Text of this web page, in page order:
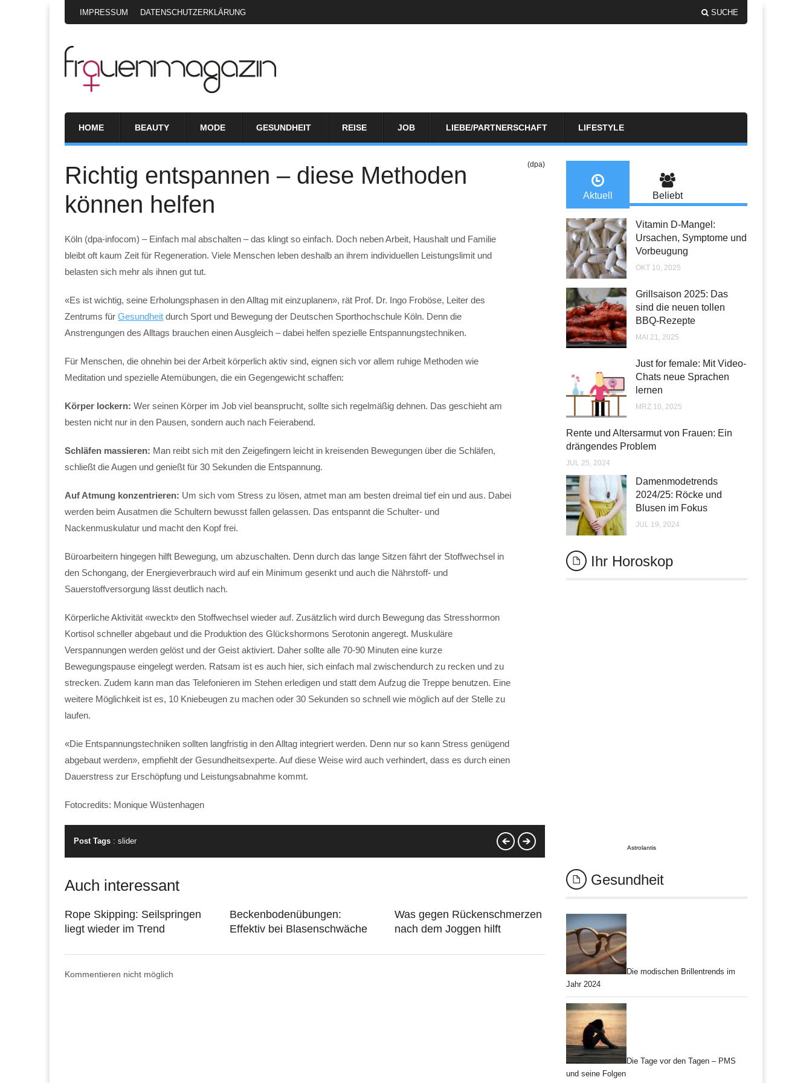
IMPRESSUM DATENSCHUTZERKLÄRUNG SUCHE
HOME BEAUTY MODE GESUNDHEIT REISE JOB LIEBE/PARTNERSCHAFT LIFESTYLE
Richtig entspannen – diese Methoden
können helfen
(dpa)
Köln (dpa-infocom) – Einfach mal abschalten – das klingt so einfach. Doch neben Arbeit, Haushalt und Familie
bleibt oft kaum Zeit für Regeneration. Viele Menschen leben deshalb an ihrem individuellen Leistungslimit und
belasten sich mehr als ihnen gut tut.
«Es ist wichtig, seine Erholungsphasen in den Alltag mit einzuplanen», rät Prof. Dr. Ingo Froböse, Leiter des
Zentrums für Gesundheit durch Sport und Bewegung der Deutschen Sporthochschule Köln. Denn die
Anstrengungen des Alltags brauchen einen Ausgleich – dabei helfen spezielle Entspannungstechniken.
Für Menschen, die ohnehin bei der Arbeit körperlich aktiv sind, eignen sich vor allem ruhige Methoden wie
Meditation und spezielle Atemübungen, die ein Gegengewicht schaffen:
Körper lockern: Wer seinen Körper im Job viel beansprucht, sollte sich regelmäßig dehnen. Das geschieht am
besten nicht nur in den Pausen, sondern auch nach Feierabend.
Schläfen massieren: Man reibt sich mit den Zeigefingern leicht in kreisenden Bewegungen über die Schläfen,
schließt die Augen und genießt für 30 Sekunden die Entspannung.
Auf Atmung konzentrieren: Um sich vom Stress zu lösen, atmet man am besten dreimal tief ein und aus. Dabei
werden beim Ausatmen die Schultern bewusst fallen gelassen. Das entspannt die Schulter- und
Nackenmuskulatur und macht den Kopf frei.
Büroarbeitern hingegen hilft Bewegung, um abzuschalten. Denn durch das lange Sitzen fährt der Stoffwechsel in
den Schongang, der Energieverbrauch wird auf ein Minimum gesenkt und auch die Nährstoff- und
Sauerstoffversorgung lässt deutlich nach.
Körperliche Aktivität «weckt» den Stoffwechsel wieder auf. Zusätzlich wird durch Bewegung das Stresshormon
Kortisol schneller abgebaut und die Produktion des Glückshormons Serotonin angeregt. Muskuläre
Verspannungen werden gelöst und der Geist aktiviert. Daher sollte alle 70-90 Minuten eine kurze
Bewegungspause eingelegt werden. Ratsam ist es auch hier, sich einfach mal zwischendurch zu recken und zu
strecken. Zudem kann man das Telefonieren im Stehen erledigen und statt dem Aufzug die Treppe benutzen. Eine
weitere Möglichkeit ist es, 10 Kniebeugen zu machen oder 30 Sekunden so schnell wie möglich auf der Stelle zu
laufen.
«Die Entspannungstechniken sollten langfristig in den Alltag integriert werden. Denn nur so kann Stress genügend
abgebaut werden», empfiehlt der Gesundheitsexperte. Auf diese Weise wird auch verhindert, dass es durch einen
Dauerstress zur Erschöpfung und Leistungsabnahme kommt.
Fotocredits: Monique Wüstenhagen
Post Tags : slider
Auch interessant
Rope Skipping: Seilspringen
liegt wieder im Trend
Beckenbodenübungen:
Effektiv bei Blasenschwäche
Was gegen Rückenschmerzen
nach dem Joggen hilft
Kommentieren nicht möglich
Aktuell Beliebt
Vitamin D-Mangel:
Ursachen, Symptome und
Vorbeugung
OKT 10, 2025
Grillsaison 2025: Das
sind die neuen tollen
BBQ-Rezepte
MAI 21, 2025
Just for female: Mit Video-
Chats neue Sprachen
lernen
MRZ 10, 2025
Rente und Altersarmut von Frauen: Ein
drängendes Problem
JUL 25, 2024
Damenmodetrends
2024/25: Röcke und
Blusen im Fokus
JUL 19, 2024
Ihr Horoskop
Astrolantis
Gesundheit
Die modischen Brillentrends im
Jahr 2024
Die Tage vor den Tagen – PMS
und seine Folgen